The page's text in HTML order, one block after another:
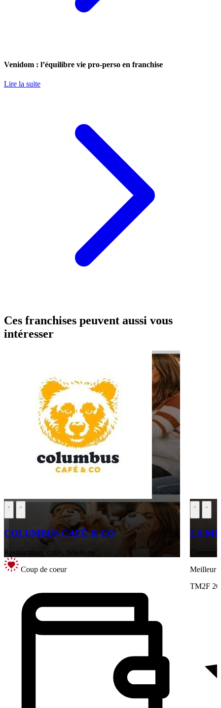
Venidom : l’équilibre vie pro-perso en franchise
Lire la suite
Ces franchises peuvent aussi vous
intéresser
COLUMBUS CAFÉ & CO
Restauration, cafés, hôtellerie
Coup de coeur
LA
Meilleur
TM2F